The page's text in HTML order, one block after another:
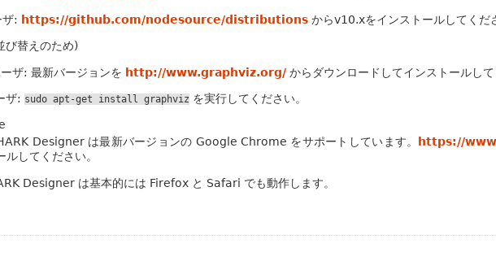
: https://github.com/nodesource/distributionsからv10.xをインストールしてくだ
替えのため)
ザ: 最新バージョンを http://www.graphviz.org/からダウンロードしてインストールして
ザ: sudo apt-get install graphviz を実行してください。
Designer は最新バージョンの Google Chrome をサポートしています。
https://
ルしてください。
Designer は基本的には Firefox と Safari でも動作します。